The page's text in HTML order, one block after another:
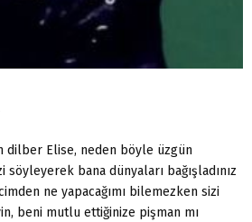
Elise, neden böyle üzgün
bana dünyaları bağışladınız
ne yapacağımı bilemezken sizi
beni mutlu ettiğinize pişman mı